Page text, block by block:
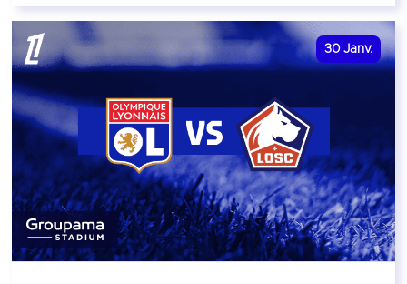
30 Janv.